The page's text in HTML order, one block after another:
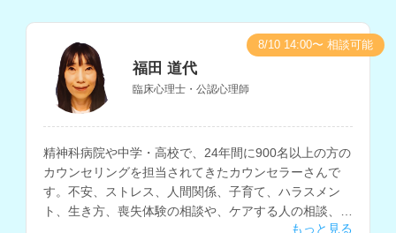
福田 道代
臨床心理士・公認心理師
精神科病院や中学・高校で、24年間に900名以上の方の
カウンセリングを担当されてきたカウンセラーさんで
す。不安、ストレス、人間関係、子育て、ハラスメン
ト、生き方、喪失体験の相談や、ケアする人の相談、慢
性的な身体不調を抱える人の心理支援など、様々な相談
もっと見る
8/10 14:00〜 相談可能